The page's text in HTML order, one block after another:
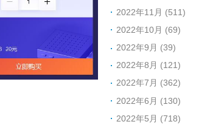
2022年11月 (511)
2022年10月 (69)
2022年9月 (39)
2022年8月 (121)
2022年7月 (362)
2022年6月 (130)
2022年5月 (718)